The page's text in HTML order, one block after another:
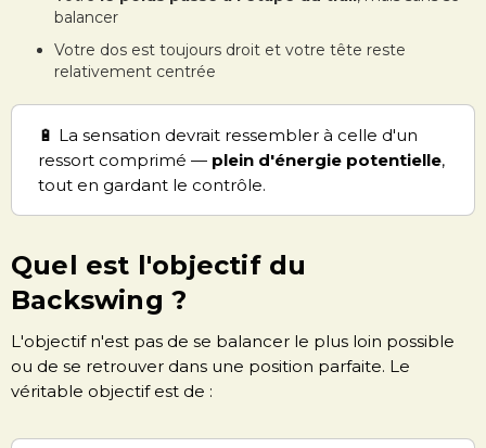
balancer
Votre dos est toujours droit et votre tête reste
relativement centrée
🔋 La sensation devrait ressembler à celle d'un
ressort comprimé — plein d'énergie potentielle,
tout en gardant le contrôle.
Quel est l'objectif du
Backswing ?
L'objectif n'est pas de se balancer le plus loin possible
ou de se retrouver dans une position parfaite. Le
véritable objectif est de :